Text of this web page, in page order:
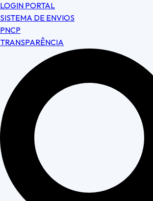
LOGIN PORTAL
SISTEMA DE ENVIOS
PNCP
TRANSPARÊNCIA